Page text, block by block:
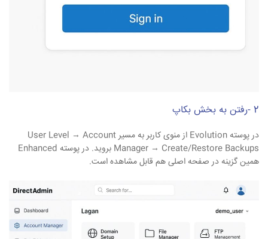
2 -رفتن به بخش بکاپ
در پوسته Evolution از منوی کاربر به مسیر User Level → Account
Manager → Create/Restore Backups بروید. در پوسته Enhanced
همین گزینه در صفحه اصلی هم قابل مشاهده است.